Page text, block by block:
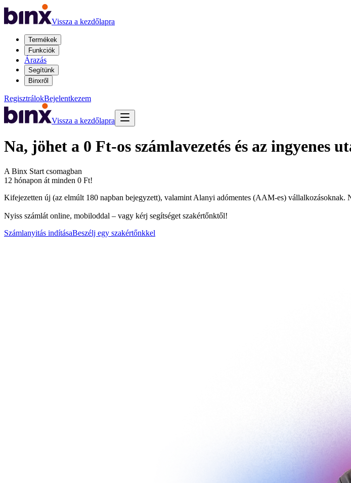
Vissza a kezdőlapra
Termékek
Funkciók
Árazás
Segítünk
Binxről
RegisztrálokBejelentkezem
Vissza a kezdőlapra
Na, jöhet a 0 Ft-os számlavezetés és az ingyenes
A Binx Start csomagban
12 hónapon át minden 0 Ft!
Kifejezetten új (az elmúlt 180 napban bejegyzett), valamint Alanyi adómentes (AAM-es) vállalkozásoknak.
Nyiss számlát online, mobiloddal – vagy kérj segítséget szakértőnktől!
Számlanyitás indításaBeszélj egy szakértőnkkel